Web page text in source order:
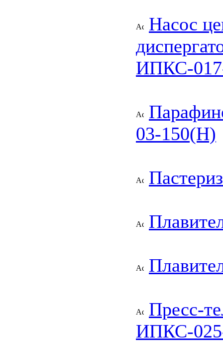
Насос
ИПКС-
03-150(Н)
Пресс-
ИПКС-